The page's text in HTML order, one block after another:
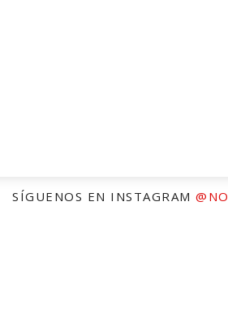
SÍGUENOS EN INSTAGRAM